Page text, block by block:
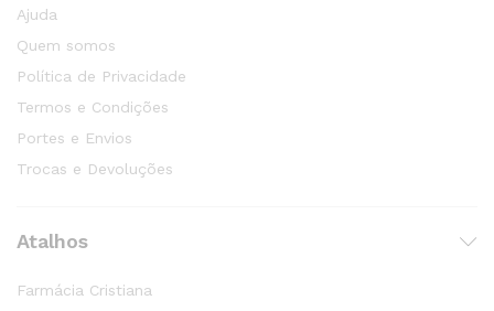
Ajuda
Quem somos
Política de Privacidade
Termos e Condições
Portes e Envios
Trocas e Devoluções
Atalhos
Farmácia Cristiana